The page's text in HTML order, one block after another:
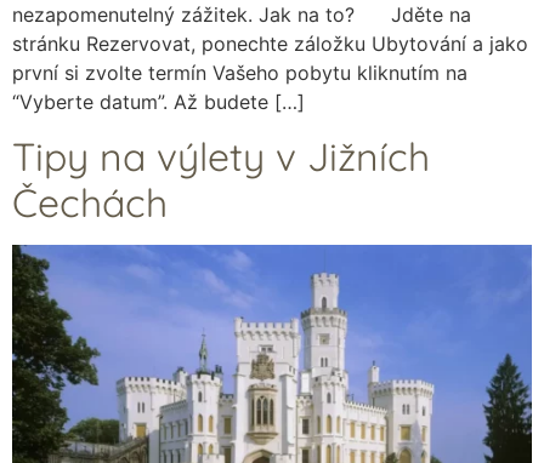
nezapomenutelný zážitek. Jak na to? Jděte na
stránku Rezervovat, ponechte záložku Ubytování a jako
první si zvolte termín Vašeho pobytu kliknutím na
“Vyberte datum”. Až budete […]
Tipy na výlety v Jižních
Čechách